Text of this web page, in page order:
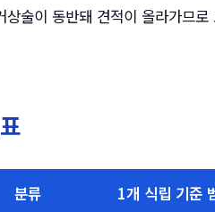
상술이 동반돼 견적이 올라가므
분류 1개 식립 기준